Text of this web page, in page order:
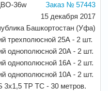
Заказ № 57443
15 декабря 2017
Башкортостан (Уфа)
36w
трехполюсной 25А - 2 шт.
однополюсной 20А - 2 шт.
однополюсной 16А - 2 шт.
однополюсной 10А - 2 шт.
3x1,5 TP TC - 30 метров.